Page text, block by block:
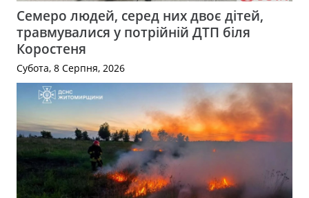
Семеро людей, серед них двоє дітей,
травмувалися у потрійній ДТП біля
Коростеня
Субота, 8 Серпня, 2026